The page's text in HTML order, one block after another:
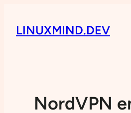
LINUXMIND.DEV
NordVPN